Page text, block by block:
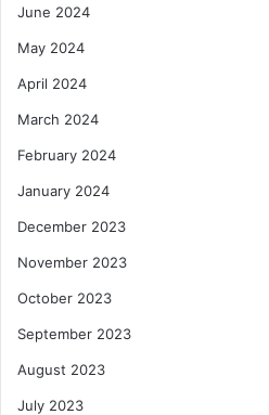
June 2024
May 2024
April 2024
March 2024
February 2024
January 2024
December 2023
November 2023
October 2023
September 2023
August 2023
July 2023